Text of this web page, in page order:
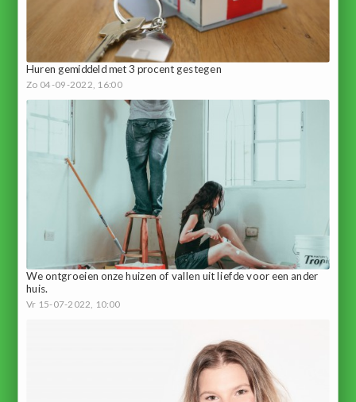
Huren gemiddeld met 3 procent gestegen
Zo 04-09-2022, 16:00
We ontgroeien onze huizen of vallen uit liefde voor een ander
huis.
Vr 15-07-2022, 10:00